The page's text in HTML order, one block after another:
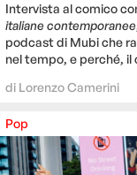
Intervista al comico
italiane contemporanee
podcast di Mubi che
nel tempo, e perché,
di Lorenzo Camerini
Pop